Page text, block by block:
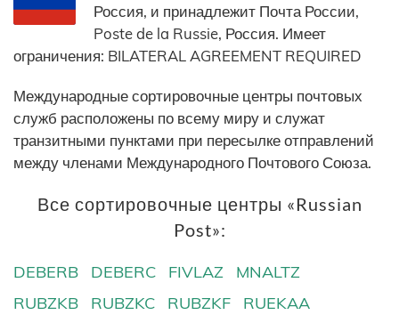
Россия, и принадлежит Почта России,
Poste de la Russie, Россия. Имеет
ограничения: BILATERAL AGREEMENT REQUIRED
Международные сортировочные центры почтовых
служб расположены по всему миру и служат
транзитными пунктами при пересылке отправлений
между членами Международного Почтового Союза.
Все сортировочные центры «Russian
Post»:
DEBERB DEBERC FIVLAZ
MNALTZ
RUBZKB
RUBZKC RUBZKF
RUEKAA